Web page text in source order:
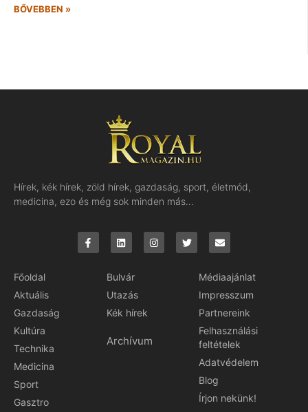
BŐVEBBEN »
Hírek, kék hírek, zöld hírek, gazdaság, sport, életmód,
medicina, ezo és még sok minden más…
Főoldal
Aktuális
Gazdaság
Kultúra
Technika
Medicina
Sport
Gasztro
Bulvár
Utazás
Kék hírek
Archívum
Médiaajánlat
Impresszum
Partnereink
Felhasználási
feltételek
Adatvédelem
Blog
Írjon nekünk!